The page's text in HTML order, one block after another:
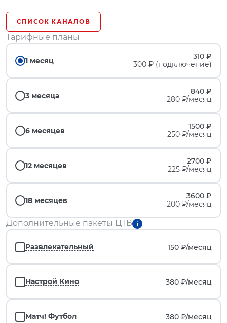
СПИСОК КАНАЛОВ
Тарифные планы
1 месяц
310 ₽
300 ₽ (подключение)
3 месяца
840 ₽
280 ₽/месяц
6 месяцев
1500 ₽
250 ₽/месяц
12 месяцев
2700 ₽
225 ₽/месяц
18 месяцев
3600 ₽
200 ₽/месяц
Дополнительные пакеты ЦТВ
Развлекательный 150 ₽/месяц
Настрой Кино 380 ₽/месяц
Матч! Футбол 380 ₽/месяц